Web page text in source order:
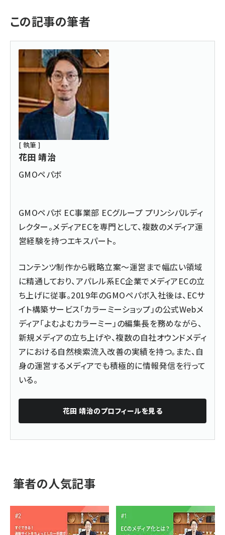
この記事の筆者
[ 執筆 ]
花田 靖治
GMOペパボ
GMOペパボ EC事業部 ECグループ プリンシパルディ
レクター。メディアECを専門として、複数のメディア運
営経験を持つエキスパート。
コンテンツ制作から戦略立案～運営まで幅広い領域
に精通しており、アパレル系EC企業でメディアECの立
ち上げに従事。2019年のGMOペパボ入社後は、ECサ
イト構築サービス「カラーミーショップ」の公式Webメ
ディア「よむよむカラーミー」の編集長を務めながら、
新規メディアの立ち上げや、複数の自社オウンドメディ
アにおける自然検索流入改善の実績を持つ。また、自
身の運営するメディアでも積極的に情報発信を行って
いる。
花田 靖治のプロフィールを見る
筆者の人気記事